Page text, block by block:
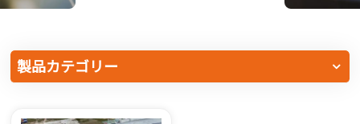
Français
中文
Русский
製品カテゴリー